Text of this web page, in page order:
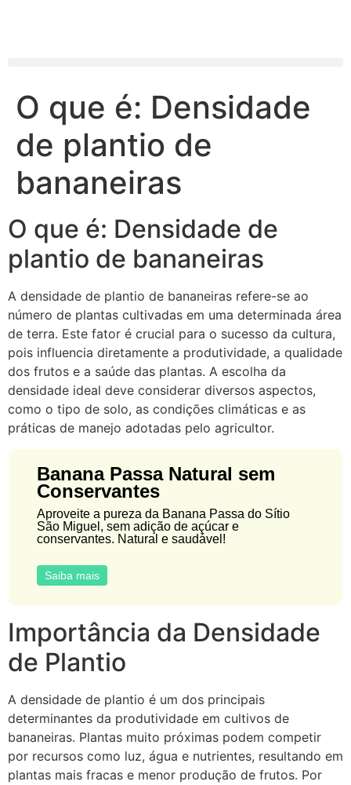
O que é: Densidade
de plantio de
bananeiras
O que é: Densidade de
plantio de bananeiras
A densidade de plantio de bananeiras refere-se ao
número de plantas cultivadas em uma determinada área
de terra. Este fator é crucial para o sucesso da cultura,
pois influencia diretamente a produtividade, a qualidade
dos frutos e a saúde das plantas. A escolha da
densidade ideal deve considerar diversos aspectos,
como o tipo de solo, as condições climáticas e as
práticas de manejo adotadas pelo agricultor.
Banana Passa Natural sem
Conservantes
Aproveite a pureza da Banana Passa do Sítio
São Miguel, sem adição de açúcar e
conservantes. Natural e saudável!
Saiba mais
Importância da Densidade
de Plantio
A densidade de plantio é um dos principais
determinantes da produtividade em cultivos de
bananeiras. Plantas muito próximas podem competir
por recursos como luz, água e nutrientes, resultando em
plantas mais fracas e menor produção de frutos. Por